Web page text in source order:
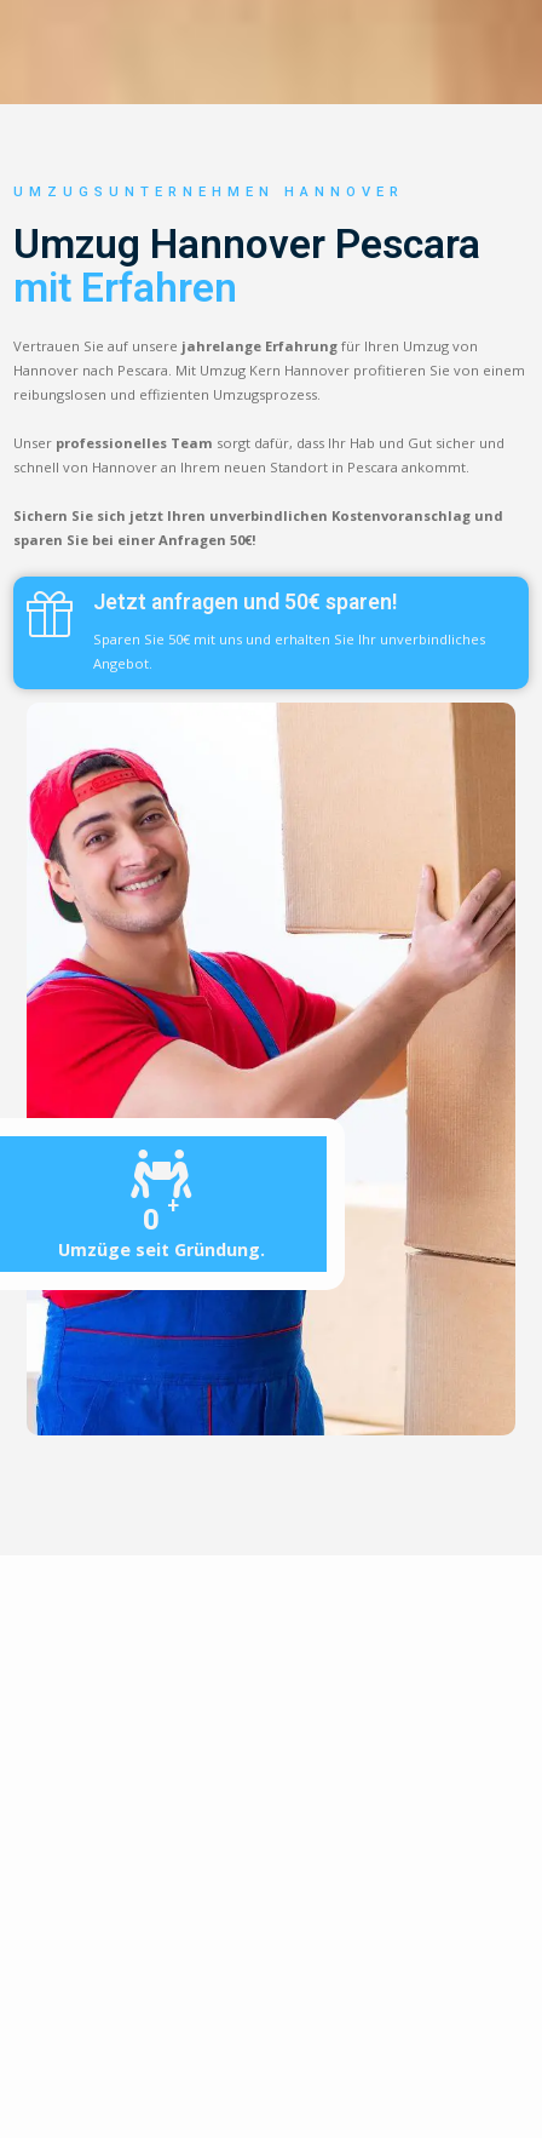
0 +
Umzüge seit Gründung.
UMZUGSUNTERNEHMEN HANNOVER
Umzug Hannover Pescara
mit Erfahren
Vertrauen Sie auf unsere jahrelange Erfahrung für Ihren Umzug von
Hannover nach Pescara. Mit Umzug Kern Hannover profitieren Sie von einem
reibungslosen und effizienten Umzugsprozess.
Unser professionelles Team sorgt dafür, dass Ihr Hab und Gut sicher und
schnell von Hannover an Ihrem neuen Standort in Pescara ankommt.
Sichern Sie sich jetzt Ihren unverbindlichen Kostenvoranschlag und
sparen Sie bei einer Anfragen 50€!
Jetzt anfragen und 50€ sparen!
Sparen Sie 50€ mit uns und erhalten Sie Ihr unverbindliches
Angebot.